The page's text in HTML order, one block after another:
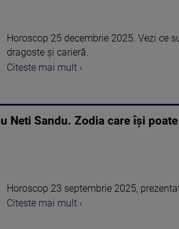
Horoscop 25 decembrie 2025. Vezi ce
dragoste și carieră.
Citeste mai mult ›
Neti Sandu. Zodia care își
Horoscop 23 septembrie 2025,
Citeste mai mult ›